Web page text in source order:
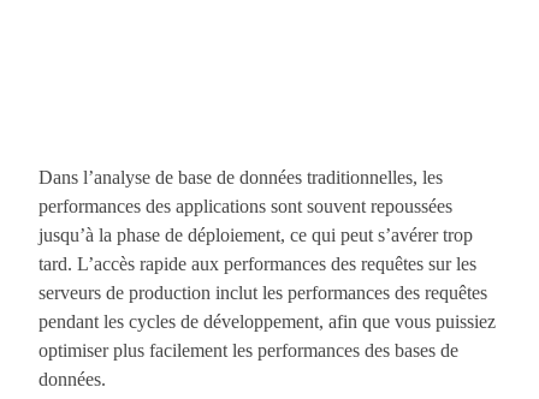
Dans l’analyse de base de données traditionnelles, les
performances des applications sont souvent repoussées
jusqu’à la phase de déploiement, ce qui peut s’avérer trop
tard. L’accès rapide aux performances des requêtes sur les
serveurs de production inclut les performances des requêtes
pendant les cycles de développement, afin que vous puissiez
optimiser plus facilement les performances des bases de
données.